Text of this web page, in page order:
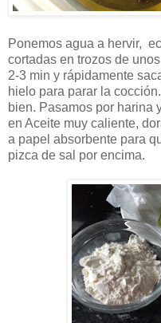
Ponemos agua a hervir,
cortadas en trozos de
2-3 min y rápidamente
hielo para parar la
bien. Pasamos por harina
en Aceite muy caliente,
a papel absorbente para
pizca de sal por encima.